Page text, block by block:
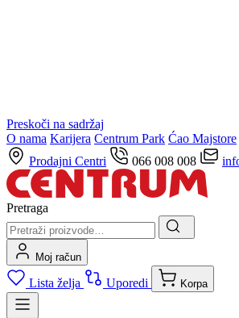
Preskoči na sadržaj
O nama Karijera Centrum Park Ćao Majstore
Prodajni Centri
066 008 008
Pretraga
Moj račun
Lista želja Uporedi Korpa